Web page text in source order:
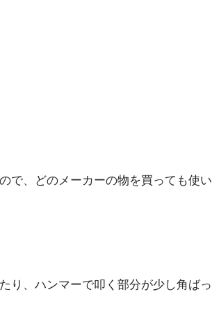
で、どのメーカーの物を買っても使い
り、ハンマーで叩く部分が少し角ばっ